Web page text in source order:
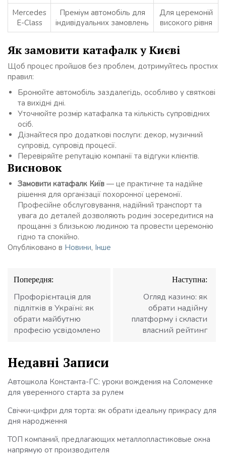
Mercedes
E-Class
Преміум автомобіль для
індивідуальних замовлень
Для церемоній
високого рівня
Як замовити катафалк у Києві
Щоб процес пройшов без проблем, дотримуйтесь простих
правил:
Бронюйте автомобіль заздалегідь, особливо у святкові
та вихідні дні.
Уточнюйте розмір катафалка та кількість супровідних
осіб.
Дізнайтеся про додаткові послуги: декор, музичний
супровід, супровід процесії.
Перевіряйте репутацію компанії та відгуки клієнтів.
Висновок
Замовити катафалк Київ — це практичне та надійне
рішення для організації похоронної церемонії.
Професійне обслуговування, надійний транспорт та
увага до деталей дозволяють родині зосередитися на
прощанні з близькою людиною та провести церемонію
гідно та спокійно.
Опубліковано в Новини, Інше
Навігація
записів
Попередня:
Профорієнтація для
підлітків в Україні: як
обрати майбутню
професію усвідомлено
Наступна:
Огляд казино: як
обрати надійну
платформу і скласти
власний рейтинг
Недавні Записи
Автошкола Константа-ГС: уроки вождения на Соломенке
для уверенного старта за рулем
Свічки-цифри для торта: як обрати ідеальну прикрасу для
дня народження
ТОП компаний, предлагающих металлопластиковые окна
напрямую от производителя